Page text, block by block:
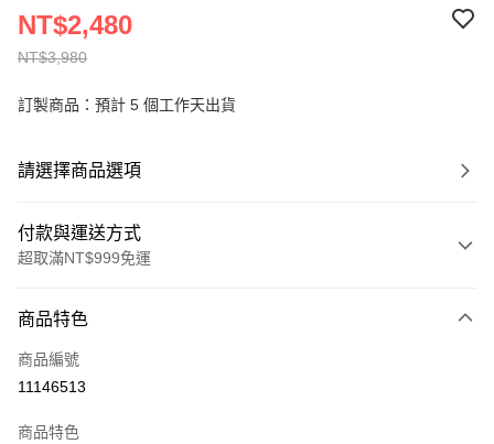
NT$3,980
NT$2,480
訂製商品：預計 5 個工作天出貨
請選擇商品選項
付款與運送方式
超取滿NT$999免運
信用卡一次付款
超商取貨付款
商品特色
商品編號
11146513
商品特色